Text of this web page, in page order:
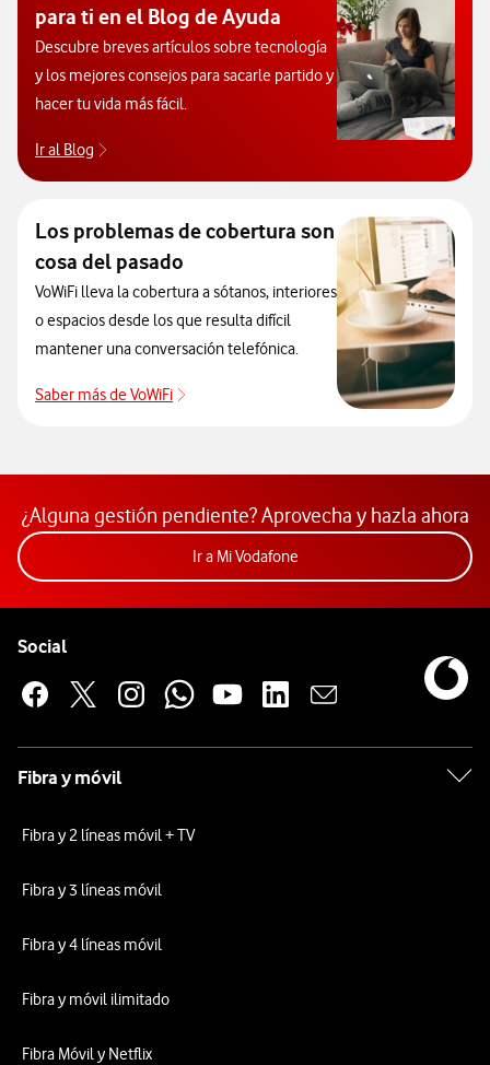
para ti en el Blog de Ayuda
Descubre breves artículos sobre tecnología
y los mejores consejos para sacarle partido y
hacer tu vida más fácil.
Ir al Blog
Los problemas de cobertura son
cosa del pasado
VoWiFi lleva la cobertura a sótanos, interiores
o espacios desde los que resulta difícil
mantener una conversación telefónica.
Saber más de VoWiFi
Pulsar para consultar el servicio que
¿Alguna gestión pendiente? Aprovecha y hazla ahora
Ir a Mi VodafoneAcceder a la app Mi
Social
Fibra y móvil
Fibra y 2 líneas móvil + TV
Fibra y 3 líneas móvil
Fibra y 4 líneas móvil
Fibra y móvil ilimitado
Fibra Móvil y Netflix